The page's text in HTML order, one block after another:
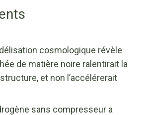
cosmologique révèle
de matière noire ralentirait la
et non l’accélérerait
sans compresseur a